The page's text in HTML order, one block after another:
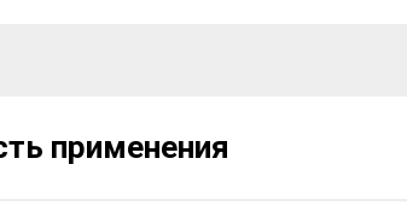
применения